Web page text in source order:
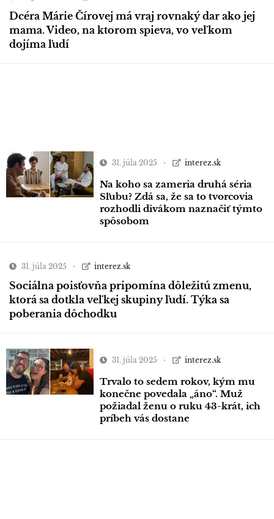
Dcéra Márie Čírovej má vraj rovnaký dar ako jej
mama. Video, na ktorom spieva, vo veľkom
dojíma ľudí
31. júla 2025 interez.sk
Na koho sa zameria druhá séria
Sľubu? Zdá sa, že sa to tvorcovia
rozhodli divákom naznačiť týmto
spôsobom
31. júla 2025 interez.sk
Sociálna poisťovňa pripomína dôležitú zmenu,
ktorá sa dotkla veľkej skupiny ľudí. Týka sa
poberania dôchodku
31. júla 2025 interez.sk
Trvalo to sedem rokov, kým mu
konečne povedala „áno“. Muž
požiadal ženu o ruku 43-krát, ich
príbeh vás dostane